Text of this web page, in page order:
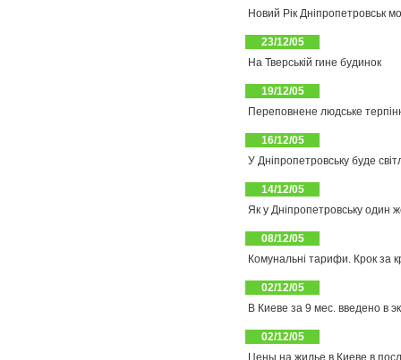
Новий Рік Дніпропетровськ
23/12/05
На Тверській гине будинок
19/12/05
Переповнене людське
16/12/05
У Дніпропетровську буде
14/12/05
Як у Дніпропетровську один
08/12/05
Комунальні тарифи. Крок за
02/12/05
В Киеве за 9 мес. введено в
02/12/05
Цены на жилье в Киеве в